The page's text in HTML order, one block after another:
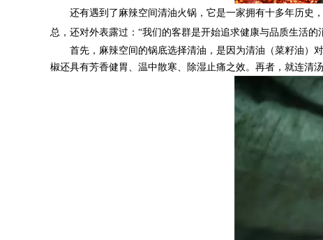
还有遇到了麻辣空间清油火锅，它是一家拥有十多年历史
总，还对外表露过： “我们的客群是开始追求健康与品质生活的
首先， 麻辣空间 的锅底选择清油，是因为清油（菜籽油）
椒还具有芳香健胃、温中散寒、除湿止痛之效。再者，就连清